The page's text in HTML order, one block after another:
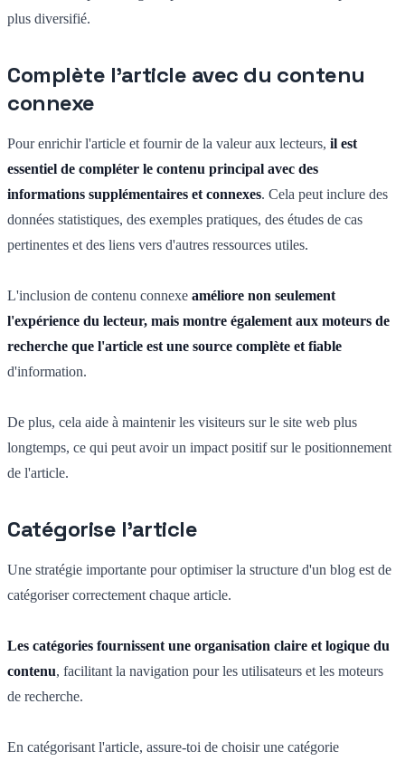
plus diversifié.
Complète l'article avec du contenu
connexe
Pour enrichir l'article et fournir de la valeur aux lecteurs, il est
essentiel de compléter le contenu principal avec des
informations supplémentaires et connexes. Cela peut inclure des
données statistiques, des exemples pratiques, des études de cas
pertinentes et des liens vers d'autres ressources utiles.
L'inclusion de contenu connexe améliore non seulement
l'expérience du lecteur, mais montre également aux moteurs de
recherche que l'article est une source complète et fiable
d'information.
De plus, cela aide à maintenir les visiteurs sur le site web plus
longtemps, ce qui peut avoir un impact positif sur le positionnement
de l'article.
Catégorise l'article
Une stratégie importante pour optimiser la structure d'un blog est de
catégoriser correctement chaque article.
Les catégories fournissent une organisation claire et logique du
contenu, facilitant la navigation pour les utilisateurs et les moteurs
de recherche.
En catégorisant l'article, assure-toi de choisir une catégorie